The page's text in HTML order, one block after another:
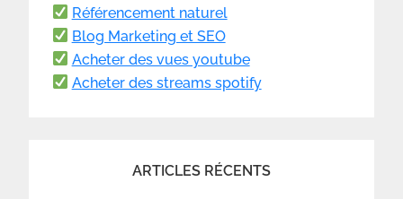
Référencement naturel
Blog Marketing et SEO
Acheter des vues youtube
Acheter des streams spotify
ARTICLES RÉCENTS